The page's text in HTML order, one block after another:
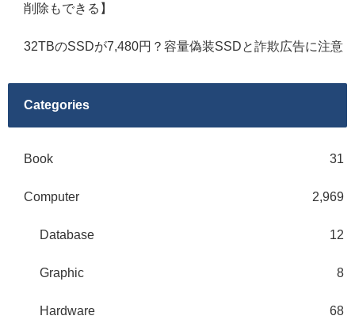
削除もできる】
32TBのSSDが7,480円？容量偽装SSDと詐欺広告に注意
Categories
Book 31
Computer 2,969
Database 12
Graphic 8
Hardware 68